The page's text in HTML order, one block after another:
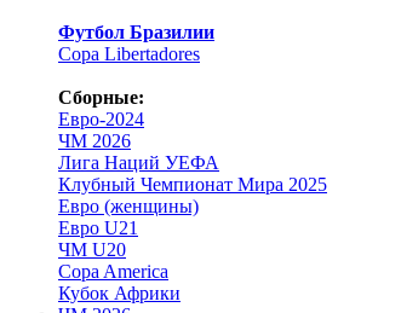
Футбол Бразилии
Copa Libertadores
Сборные:
Евро-2024
ЧМ 2026
Лига Наций УЕФА
Клубный Чемпионат Мира 2025
Евро (женщины)
Евро U21
ЧМ U20
Copa America
Кубок Африки